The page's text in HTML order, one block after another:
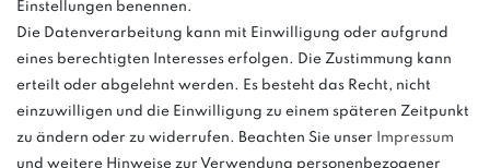
und
weitere.
Einstellungen benennen.
Die Datenverarbeitung kann mit Einwilligung oder aufgrund
eines berechtigten Interesses erfolgen. Die Zustimmung kann
erteilt oder abgelehnt werden. Es besteht das Recht, nicht
einzuwilligen und die Einwilligung zu einem späteren Zeitpunkt
zu ändern oder zu widerrufen. Beachten Sie unser
Impressum
und weitere Hinweise zur Verwendung personenbezogener